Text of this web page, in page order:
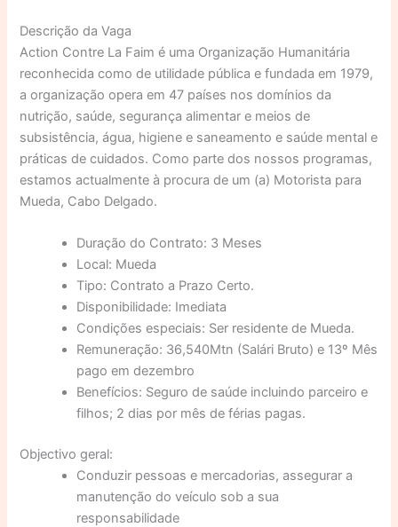
Descrição da Vaga
Action Contre La Faim é uma Organização Humanitária
reconhecida como de utilidade pública e fundada em 1979,
a organização opera em 47 países nos domínios da
nutrição, saúde, segurança alimentar e meios de
subsistência, água, higiene e saneamento e saúde mental e
práticas de cuidados. Como parte dos nossos programas,
estamos actualmente à procura de um (a) Motorista para
Mueda, Cabo Delgado.
Duração do Contrato: 3 Meses
Local: Mueda
Tipo: Contrato a Prazo Certo.
Disponibilidade: Imediata
Condições especiais: Ser residente de Mueda.
Remuneração: 36,540Mtn (Salári Bruto) e 13º Mês
pago em dezembro
Benefícios: Seguro de saúde incluindo parceiro e
filhos; 2 dias por mês de férias pagas.
Objectivo geral:
Conduzir pessoas e mercadorias, assegurar a
manutenção do veículo sob a sua
responsabilidade